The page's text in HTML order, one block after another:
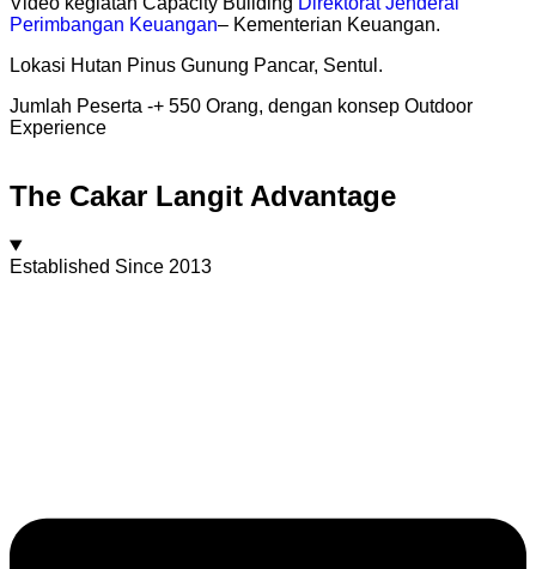
Perimbangan Keuangan– Kementerian Keuangan.
Lokasi Hutan Pinus Gunung Pancar, Sentul.
Jumlah Peserta -+ 550 Orang, dengan konsep Outdoor
Experience
The Cakar Langit Advantage
Established Since 2013